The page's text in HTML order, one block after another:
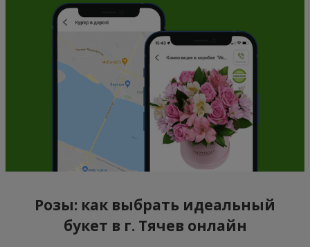
Розы: как выбрать идеальный
букет в г. Тячев онлайн